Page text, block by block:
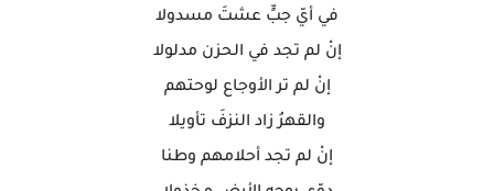
في أيّ جبٍّ عشتَ مسدولا
إنْ لم تجد في الحزن مدلولا
إنْ لم تر الأوجاع لوحتهم
والقهرُ زاد النزفَ تأويلا
إنْ لم تجد أحلامهم وطنا